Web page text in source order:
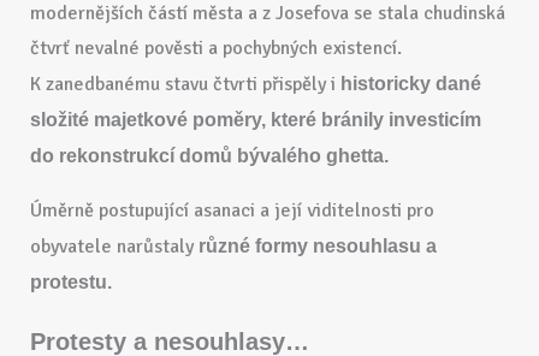
modernějších částí města a z Josefova se stala chudinská
čtvrť nevalné pověsti a pochybných existencí.
K zanedbanému stavu čtvrti přispěly i historicky dané
složité majetkové poměry, které bránily investicím
do rekonstrukcí domů bývalého ghetta.
Úměrně postupující asanaci a její viditelnosti pro
obyvatele narůstaly různé formy nesouhlasu a
protestu.
Protesty a nesouhlasy…